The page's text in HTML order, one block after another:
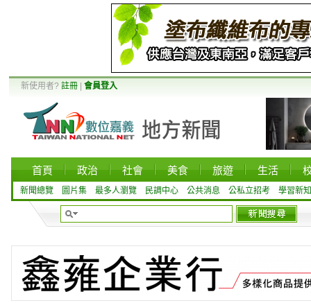
新使用者? 註冊 會員登入
首頁 政治 社會 美食 旅遊 生活
新聞總覽 圖片集 最多人瀏覽 民調中心 公共消息 公私立招考 學習新知